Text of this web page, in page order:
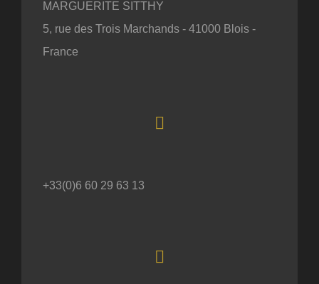
MARGUERITE SITTHY
5, rue des Trois Marchands - 41000 Blois -
France
+33(0)6 60 29 63 13